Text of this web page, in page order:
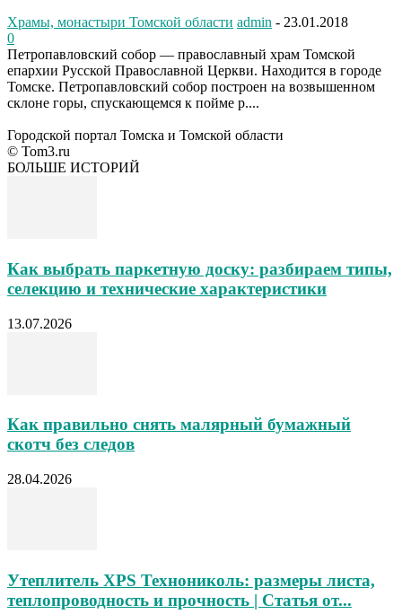
Храмы, монастыри Томской области admin - 23.01.2018
0
Петропавловский собор — православный храм Томской
епархии Русской Православной Церкви. Находится в городе
Томске. Петропавловский собор построен на возвышенном
склоне горы, спускающемся к пойме р....
Городской портал Томска и Томской области
© Tom3.ru
БОЛЬШЕ ИСТОРИЙ
Как выбрать паркетную доску: разбираем типы,
селекцию и технические характеристики
13.07.2026
Как правильно снять малярный бумажный
скотч без следов
28.04.2026
Утеплитель XPS Технониколь: размеры листа,
теплопроводность и прочность | Статья от...